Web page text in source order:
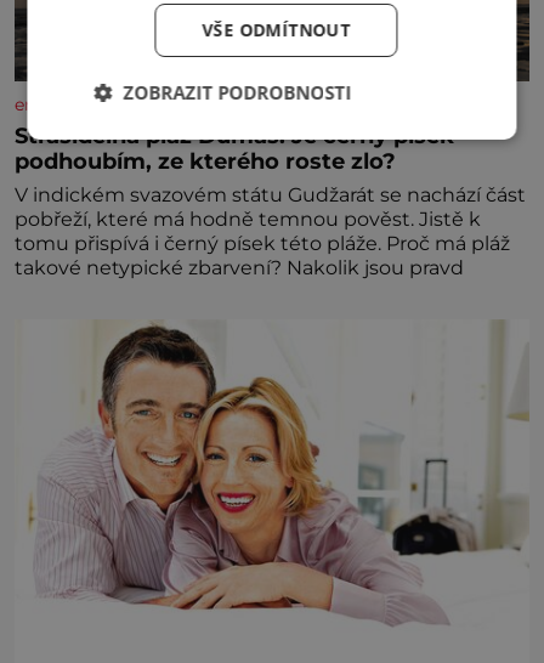
enigmaplus.cz
Strašidelná pláž Dumas: Je černý písek
podhoubím, ze kterého roste zlo?
V indickém svazovém státu Gudžarát se nachází část
pobřeží, které má hodně temnou pověst. Jistě k
tomu přispívá i černý písek této pláže. Proč má pláž
takové netypické zbarvení? Nakolik jsou pravd
VŠE ODMÍTNOUT
ZOBRAZIT PODROBNOSTI